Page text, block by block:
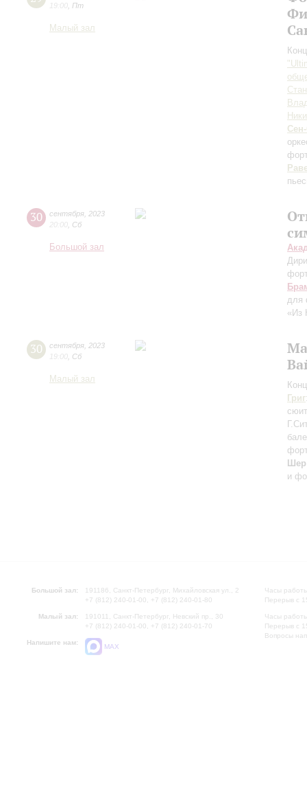
19:00 Пт
Малый зал
30 сентября 2023
20:00 Сб
Большой зал
для
«Из
30 сентября 2023
19:00 Сб
Малый зал
Григ
Шер
и
Большой зал:
191186, Санкт-Петербург, Михайловская ул., 2
+7 (812) 240-01-00, +7 (812) 240-01-80
Малый зал:
191011, Санкт-Петербург, Невский пр., 30
+7 (812) 240-01-00, +7 (812) 240-01-70
Напишите нам:
MAX
Часы
Перерыв с
Часы
Перерыв с
Вопросы